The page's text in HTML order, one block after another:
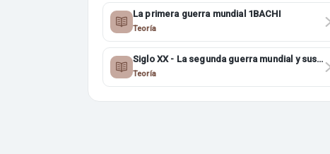
La primera guerra mundial 1BACHI
Teoría
Siglo XX - La segunda guerra mundial y sus
consecuencias 4ESO
Teoría